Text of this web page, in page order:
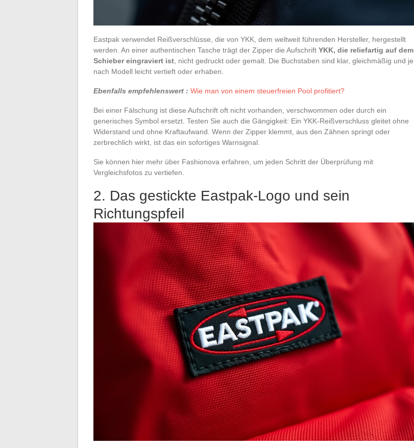
Eastpak verwendet Reißverschlüsse, die von YKK, dem weltweit führenden Hersteller, hergestellt
werden. An einer authentischen Tasche trägt der Zipper die Aufschrift YKK, die reliefartig auf dem
Schieber eingraviert ist , nicht gedruckt oder gemalt. Die Buchstaben sind klar, gleichmäßig und je
nach Modell leicht vertieft oder erhaben.
Ebenfalls empfehlenswert : Wie man von einem steuerfreien Pool profitiert?
Bei einer Fälschung ist diese Aufschrift oft nicht vorhanden, verschwommen oder durch ein
generisches Symbol ersetzt. Testen Sie auch die Gängigkeit: Ein YKK-Reißverschluss gleitet ohne
Widerstand und ohne Kraftaufwand. Wenn der Zipper klemmt, aus den Zähnen springt oder
zerbrechlich wirkt, ist das ein sofortiges Warnsignal.
Sie können hier mehr über Fashionova erfahren, um jeden Schritt der Überprüfung mit
Vergleichsfotos zu vertiefen.
2. Das gestickte Eastpak-Logo und sein
Richtungspfeil